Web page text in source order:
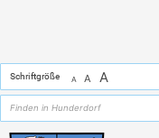
Schriftgröße A A A